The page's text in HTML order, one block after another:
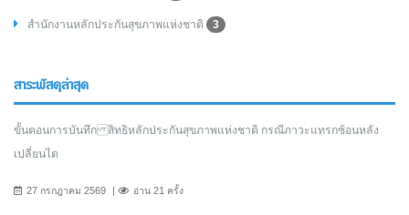
สำนักงานหลักประกันสุขภาพแห่งชาติ 3
สาระพัสดุล่าสุด
ขั้นตอนการบันทึก สิทธิหลักประกันสุขภาพแห่งชาติ กรณีภาวะแทรกซ้อนหลัง
เปลี่ยนไต
27 กรกฎาคม 2569 อ่าน 21 ครั้ง